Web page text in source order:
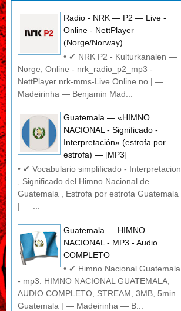
Radio - NRK — P2 — Live -
Online - NettPlayer
(Norge/Norway)
• ✔ NRK P2 - Kulturkanalen —
Norge, Online - nrk_radio_p2_mp3 -
NettPlayer nrk-mms-Live.Online.no | —
Madeirinha — Benjamin Mad...
Guatemala — «HIMNO
NACIONAL - Significado -
Interpretación» (estrofa por
estrofa) — [MP3]
• ✔ Vocabulario simplificado - Interpretacion
, Significado del Himno Nacional de
Guatemala , Estrofa por estrofa Guatemala
| — ...
Guatemala — HIMNO
NACIONAL - MP3 - Audio
COMPLETO
• ✔ Himno Nacional Guatemala
- mp3. HIMNO NACIONAL GUATEMALA,
AUDIO COMPLETO, STREAM, 3MB, 5min
Guatemala | — Madeirinha — B...